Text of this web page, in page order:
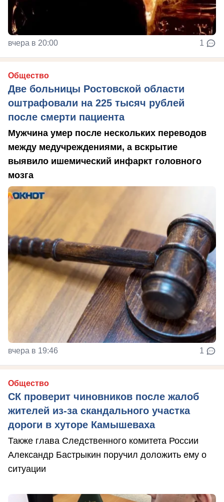
вчера в 20:00 1
Общество
Две больницы Ростовской области
оштрафовали на 225 тысяч рублей
после смерти пациента
Мужчина умер после нескольких переводов
между медучреждениями, а вскрытие
выявило ишемический инфаркт головного
мозга
вчера в 19:46 1
Общество
СК проверит чиновников после жалоб
жителей из-за скандального участка
дороги в хуторе Камышеваха
Также глава Следственного комитета России
Александр Бастрыкин поручил доложить ему о
ситуации